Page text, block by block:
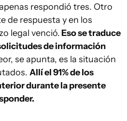
respondió tres. Otro
de respuesta y en los
legal venció. Eso se traduce
de información
se apunta, es la situación
Allí el 91% de los
durante la presente